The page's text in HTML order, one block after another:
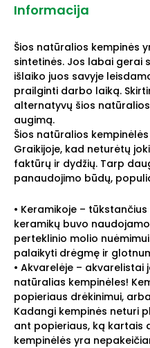
Informacija
Šios natūralios kempinės
sintetinės. Jos labai gerai
išlaiko juos savyje
prailginti darbo laiką.
alternatyvų šios
augimą.
Šios natūralios
Graikijoje, kad neturėtų
faktūrų ir dydžių. Tarp
panaudojimo būdų,
• Keramikoje –
keramikų buvo
perteklinio molio
palaikyti drėgmę ir
• Akvarelėje – akvarelistai
natūralias kempinėles!
popieriaus drėkinimui,
Kadangi kempinės neturi
ant popieriaus, ką kartais
kempinėlės yra